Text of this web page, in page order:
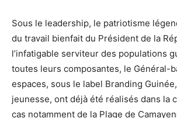
Sous le leadership, le patriotisme
du travail bienfait du Président de la
l’infatigable serviteur des populations
toutes leurs composantes, le Général-
espaces, sous le label Branding
jeunesse, ont déjà été réalisés dans la
cas notamment de la Plage de